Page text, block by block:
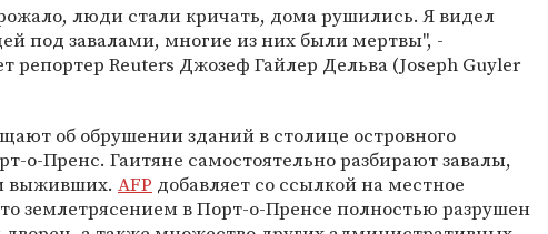
люди стали кричать, дома рушились. Я видел
под завалами, многие из них были мертвы", -
репортер Reuters Джозеф Гайлер Дельва (Joseph Guyler
об обрушении зданий в столице островного
о-Пренс. Гаитяне самостоятельно разбирают завалы,
выживших. AFP добавляет со ссылкой на местное
землетрясением в Порт-о-Пренсе полностью разрушен